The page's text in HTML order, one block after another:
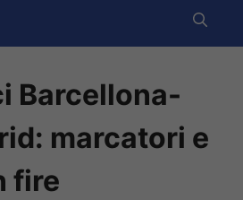
Barcellona-
marcatori e
fire